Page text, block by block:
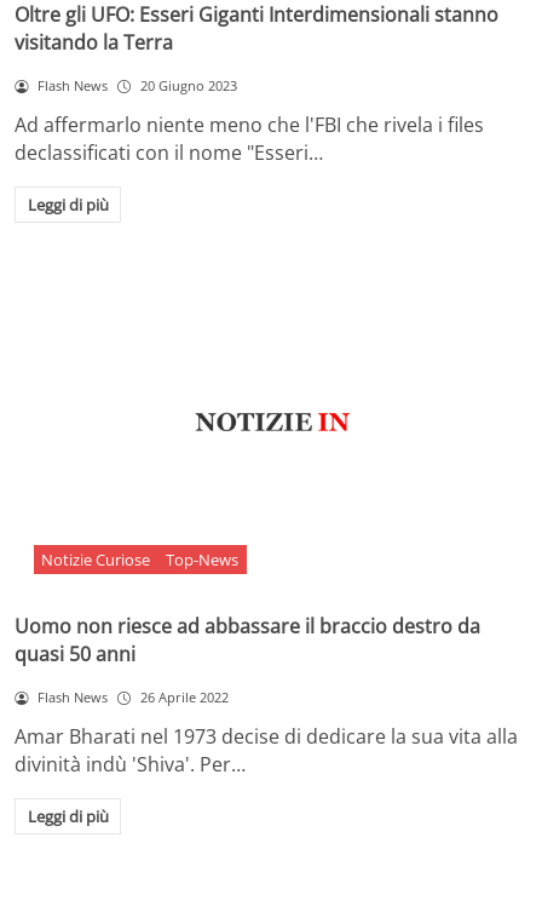
Oltre gli UFO: Esseri Giganti Interdimensionali stanno
visitando la Terra
Flash News 20 Giugno 2023
Ad affermarlo niente meno che l'FBI che rivela i files
declassificati con il nome "Esseri…
Leggi di più
Notizie Curiose Top-News
Uomo non riesce ad abbassare il braccio destro da
quasi 50 anni
Flash News 26 Aprile 2022
Amar Bharati nel 1973 decise di dedicare la sua vita alla
divinità indù 'Shiva'. Per…
Leggi di più